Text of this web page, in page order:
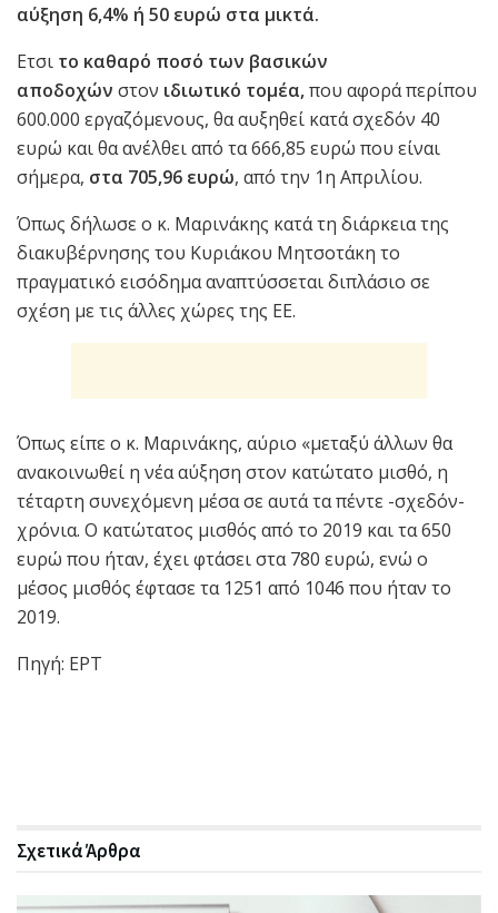
αύξηση 6,4% ή 50 ευρώ στα μικτά.
Ετσι το καθαρό ποσό των βασικών
αποδοχών στον ιδιωτικό τομέα,που αφορά περίπου
600.000 εργαζόμενους, θα αυξηθεί κατά σχεδόν 40
ευρώ και θα ανέλθει από τα 666,85 ευρώ που είναι
σήμερα, στα 705,96 ευρώ, από την 1η Απριλίου.
Όπως δήλωσε ο κ. Μαρινάκης κατά τη διάρκεια της
διακυβέρνησης του Κυριάκου Μητσοτάκη το
πραγματικό εισόδημα αναπτύσσεται διπλάσιο σε
σχέση με τις άλλες χώρες της ΕΕ.
Όπως είπε ο κ. Μαρινάκης, αύριο «μεταξύ άλλων θα
ανακοινωθεί η νέα αύξηση στον κατώτατο μισθό, η
τέταρτη συνεχόμενη μέσα σε αυτά τα πέντε -σχεδόν-
χρόνια. Ο κατώτατος μισθός από το 2019 και τα 650
ευρώ που ήταν, έχει φτάσει στα 780 ευρώ, ενώ ο
μέσος μισθός έφτασε τα 1251 από 1046 που ήταν το
2019.
Πηγή: ΕΡΤ
ΣχετικάΆρθρα